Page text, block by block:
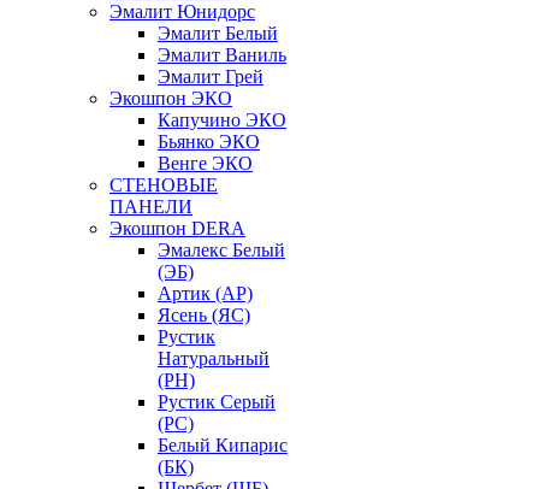
Эмалит Юнидорс
Эмалит Белый
Эмалит Ваниль
Эмалит Грей
Экошпон ЭКО
Капучино ЭКО
Бьянко ЭКО
Венге ЭКО
СТЕНОВЫЕ
ПАНЕЛИ
Экошпон DERA
Эмалекс Белый
(ЭБ)
Артик (АР)
Ясень (ЯС)
Рустик
Натуральный
(РН)
Рустик Серый
(РС)
Белый Кипарис
(БК)